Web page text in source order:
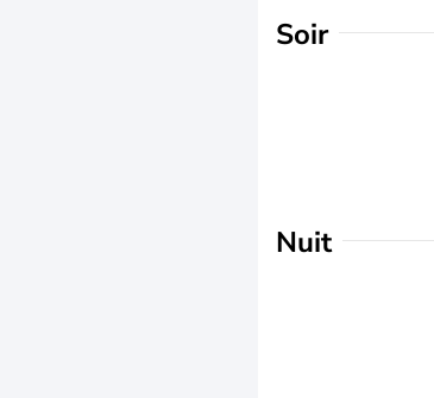
Soir
Nuit